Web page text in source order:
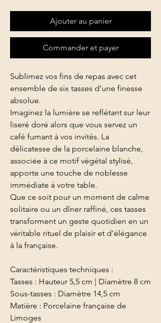
Ajouter au panier
Commander et payer
Sublimez vos fins de repas avec cet
ensemble de six tasses d'une finesse
absolue.
Imaginez la lumière se reflétant sur leur
liseré doré alors que vous servez un
café fumant à vos invités. La
délicatesse de la porcelaine blanche,
associée à ce motif végétal stylisé,
apporte une touche de noblesse
immédiate à votre table.
Que ce soit pour un moment de calme
solitaire ou un dîner raffiné, ces tasses
transforment un geste quotidien en un
véritable rituel de plaisir et d'élégance
à la française.
Caractéristiques techniques :
Tasses : Hauteur 5,5 cm | Diamètre 8 cm
Sous-tasses : Diamètre 14,5 cm
Matière : Porcelaine française de
Limoges